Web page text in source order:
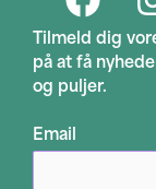
Tilmeld dig
på at få
og puljer.
Email